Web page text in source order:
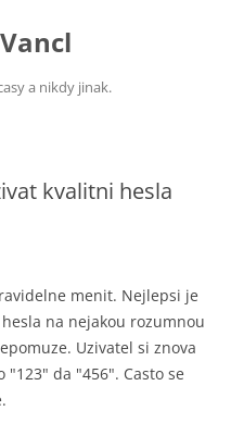
a nikdy jinak.
kvalitni hesla
menit. Nejlepsi je
na nejakou rozumnou
Uzivatel si znova
da "456". Casto se